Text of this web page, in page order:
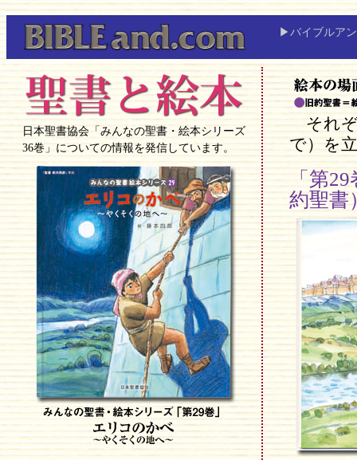
▶バイブルア
日本聖書協会「みんなの聖書・絵本シリーズ
36巻」についての情報を発信しています。
それぞ
で）を
「第
約聖書